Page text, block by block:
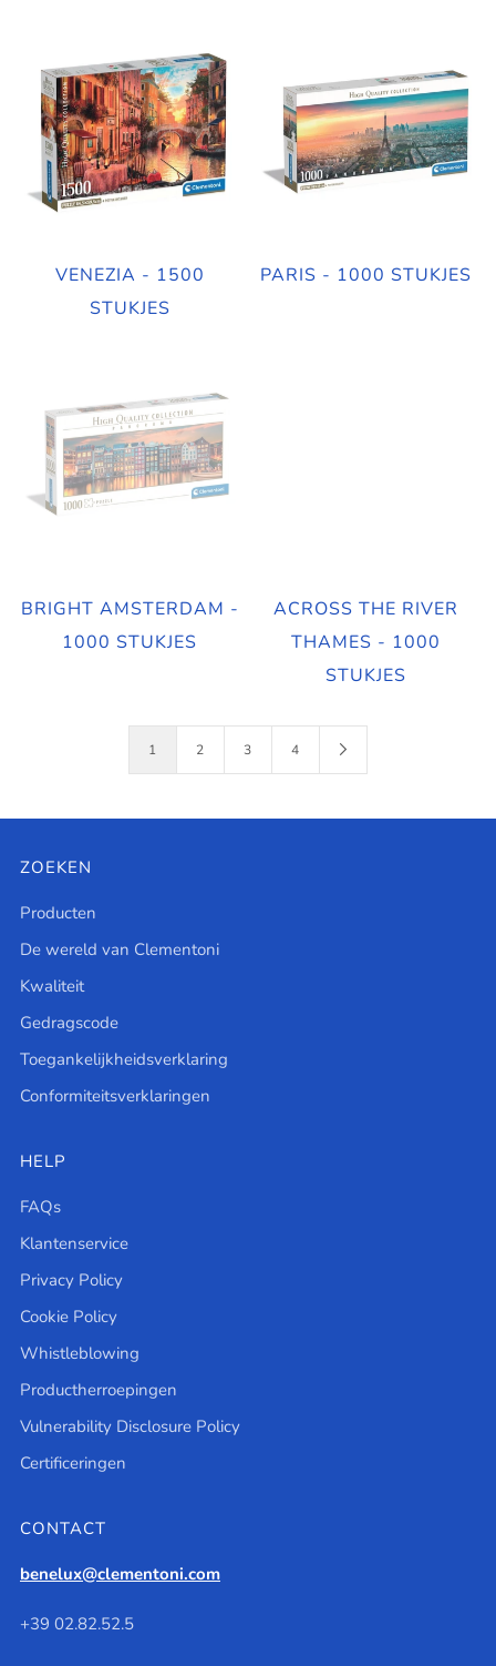
VENEZIA - 1500
STUKJES
PARIS - 1000 STUKJES
BRIGHT AMSTERDAM -
1000 STUKJES
ACROSS THE RIVER
THAMES - 1000
STUKJES
1 2 3 4
ZOEKEN
Producten
De wereld van Clementoni
Kwaliteit
Gedragscode
Toegankelijkheidsverklaring
Conformiteitsverklaringen
HELP
FAQs
Klantenservice
Privacy Policy
Cookie Policy
Whistleblowing
Productherroepingen
Vulnerability Disclosure Policy
Certificeringen
CONTACT
benelux@clementoni.com
+39 02.82.52.5